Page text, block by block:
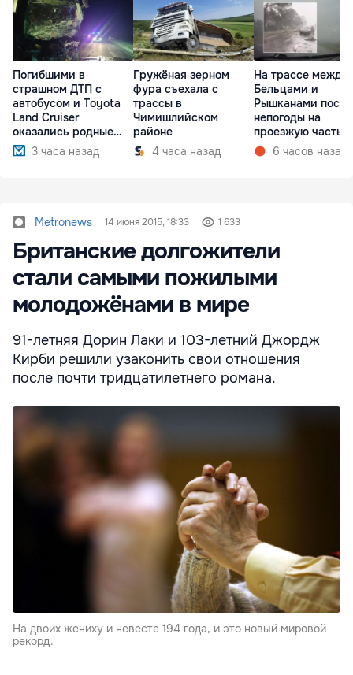
Погибшими в
страшном ДТП с
автобусом и Toyota
Land Cruiser
оказались родные
братья3 часа назад
Гружёная зерном
фура съехала с
трассы в
Чимишлийском
районе
4 часа назад
На трассе между
Бельцами и
Рышканами после
непогоды на
проезжую часть
упали деревья
6 часов назад
Metronews 14 июня 2015, 18:33 1 633
Британские долгожители
стали самыми пожилыми
молодожёнами в мире
91-летняя Дорин Лаки и 103-летний Джордж
Кирби решили узаконить свои отношения
после почти тридцатилетнего романа.
На двоих жениху и невесте 194 года, и это новый мировой
рекорд.